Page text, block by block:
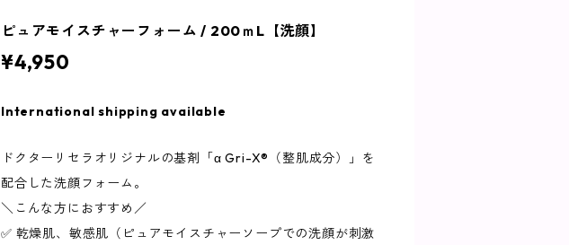
ピュアモイスチャーフォーム / 200ｍL【洗顔】
¥4,950
International shipping available
ドクターリセラオリジナルの基剤「α Gri-X®︎（整肌成分）」を
配合した洗顔フォーム。
＼こんな方におすすめ／
✅ 乾燥肌、敏感肌（ピュアモイスチャーソープでの洗顔が刺激